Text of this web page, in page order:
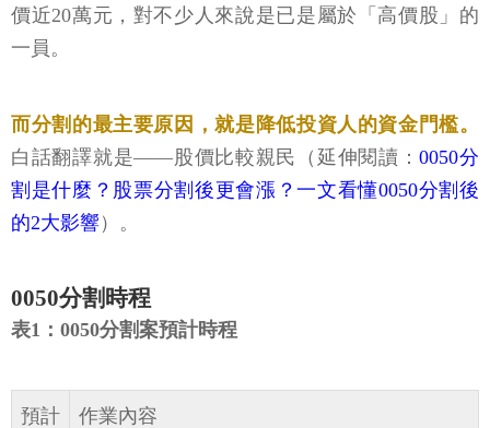
價近20萬元，對不少人來說是已是屬於「高價股」的
一員。
而分割的最主要原因，就是降低投資人的資金門檻。
白話翻譯就是——股價比較親民（延伸閱讀：0050分
割是什麼？股票分割後更會漲？一文看懂0050分割後
的2大影響）。
0050分割時程
表1：0050分割案預計時程
預計
作業內容